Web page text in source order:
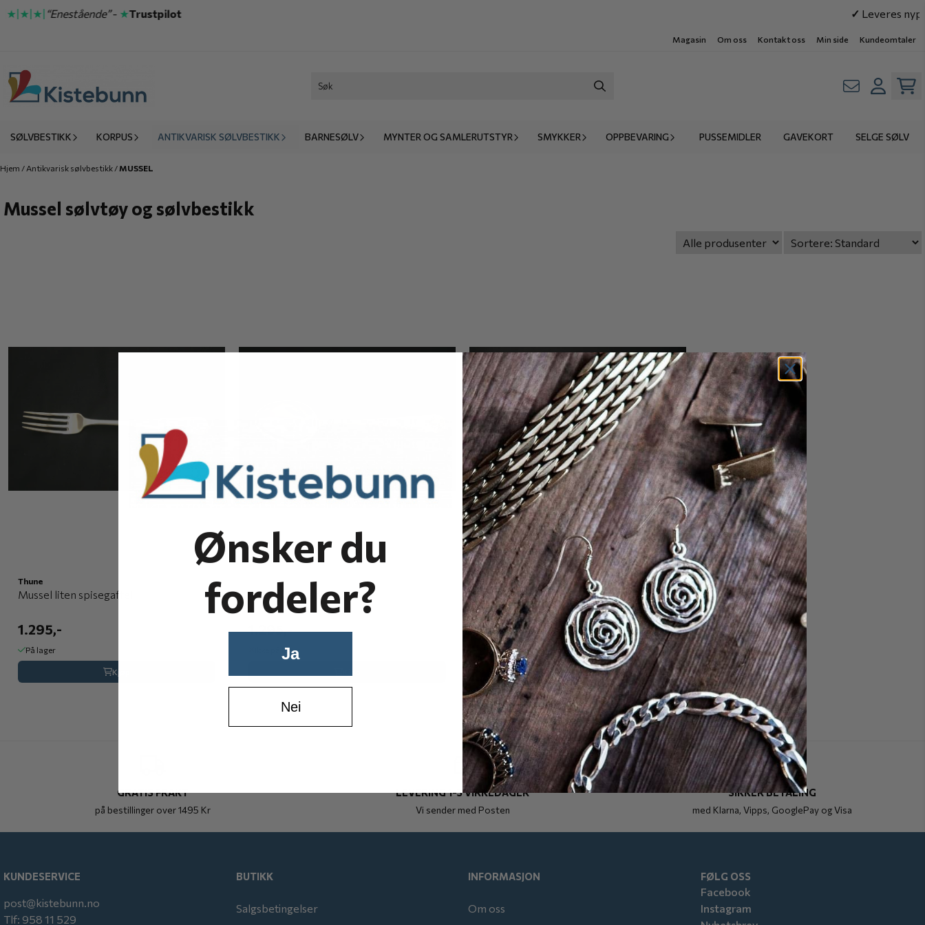
Hopp til innhold
“Enestående”-★ Trustpilot ✓Leveres
Magasin Om oss Kontakt oss Min side Kundeomtaler
SØLVBESTIKK KORPUS ANTIKVARISK SØLVBESTIKK BARNESØLV MYNTER OG SAMLERUTSTYR SMYKKER OPPBEVARING PUSSEMIDLER GAVEKORT SELGE SØLV
Hjem / Antikvarisk sølvbestikk / MUSSEL
Mussel sølvtøy og sølvbestikk
Thune
Mussel liten spisegaffel
1.295,-
På lager
Kjøp
Mussel liten spiseskje
1.295,-
Ikke på lager
Mussel stor spisegaffel
1.595,-
På lager
Kjøp
GRATIS FRAKT
på bestillinger over 1495 Kr
LEVERING 1-3 VIRKEDAGER
Vi sender med Posten
SIKKER BETALING
med Klarna, Vipps, GooglePay og Visa
KUNDESERVICE
post@kistebunn.no
Tlf: 958 11 529
BUTIKK
Salgsbetingelser
INFORMASJON
Om oss
FØLG OSS
Facebook
Instagram
Ønsker du
fordeler?
Ja
Nei